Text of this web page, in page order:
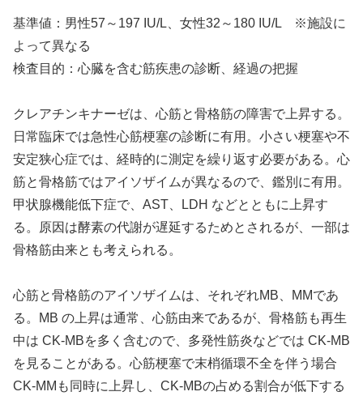
基準値：男性57～197 IU/L、女性32～180 IU/L ※施設に
よって異なる
検査目的：心臓を含む筋疾患の診断、経過の把握
クレアチンキナーゼは、心筋と骨格筋の障害で上昇する。
日常臨床では急性心筋梗塞の診断に有用。小さい梗塞や不
安定狭心症では、経時的に測定を繰り返す必要がある。心
筋と骨格筋ではアイソザイムが異なるので、鑑別に有用。
甲状腺機能低下症で、AST、LDH などとともに上昇す
る。原因は酵素の代謝が遅延するためとされるが、一部は
骨格筋由来とも考えられる。
心筋と骨格筋のアイソザイムは、それぞれMB、MMであ
る。MB の上昇は通常、心筋由来であるが、骨格筋も再生
中は CK-MBを多く含むので、多発性筋炎などでは CK-MB
を見ることがある。心筋梗塞で末梢循環不全を伴う場合
CK-MMも同時に上昇し、CK-MBの占める割合が低下する